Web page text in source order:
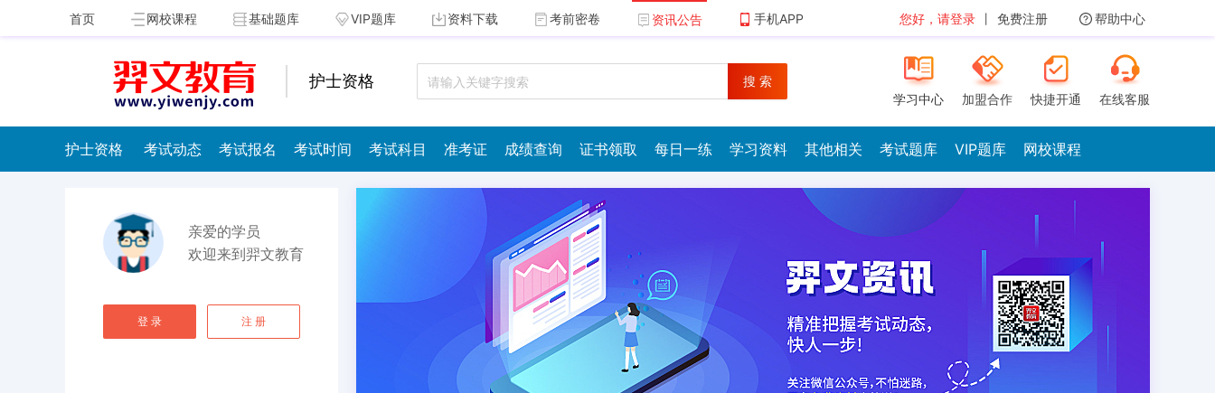
首页 网校课程 基础题库 VIP题库 资料下载 考前密卷 资讯公告 手机APP 您好，请登录 丨 免费注册 帮助中心
护士资格
搜 索
学习中心
加盟合作 快捷开通 在线客服
护士资格 考试动态 考试报名 考试时间 考试科目 准考证 成绩查询 证书领取 每日一练 学习资料 其他相关 考试题库 VIP题库 网校课程
亲爱的学员
欢迎来到羿文教育
登 录 注 册